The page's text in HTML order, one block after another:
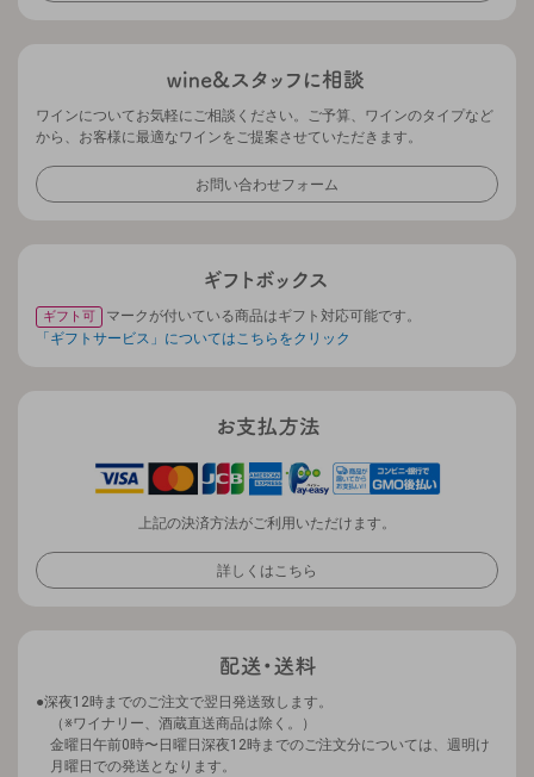
ワインについてお気軽にご相談ください。ご予算、ワインのタイプなど
から、お客様に最適なワインをご提案させていただきます。
お問い合わせフォーム
ギフト可
マークが付いている商品はギフト対応可能です。
「ギフトサービス」についてはこちらをクリック
上記の決済方法がご利用いただけます。
詳しくはこちら
深夜12時までのご注文で翌日発送致します。
（※ワイナリー、酒蔵直送商品は除く。）
金曜日午前0時〜日曜日深夜12時までのご注文分については、週明け
月曜日での発送となります。